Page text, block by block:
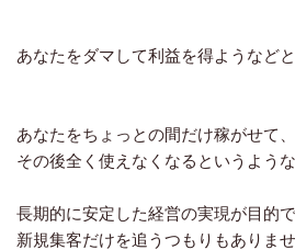
あなたをダマして利益を得ようなど
あなたをちょっとの間だけ稼がせて、
その後全く使えなくなるというよう
長期的に安定した経営の実現が目的で
新規集客だけを追うつもりもありませ